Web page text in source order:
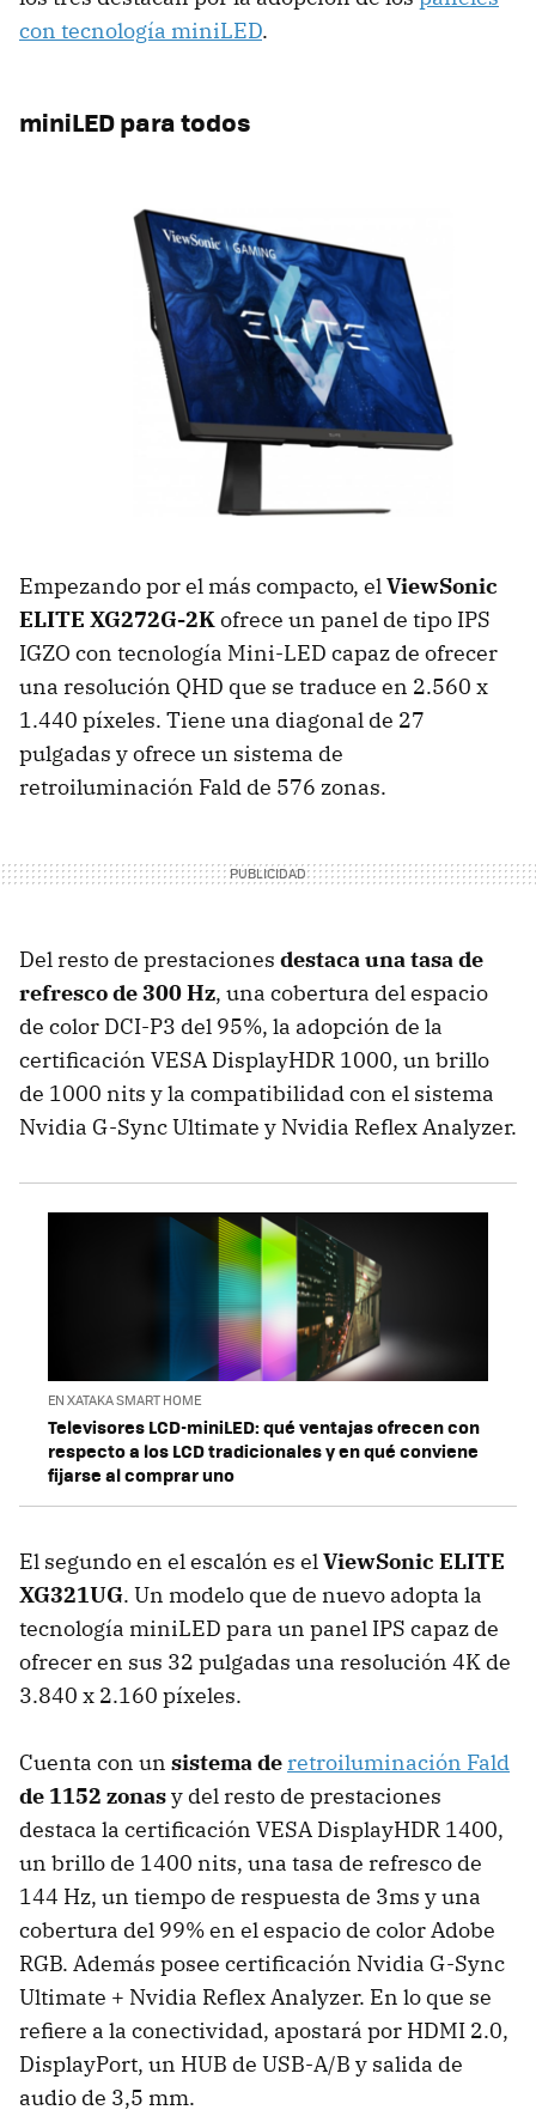
con tecnología miniLED.
miniLED para todos
Empezando por el más compacto, elViewSonic
ELITE XG272G-2Kofrece un panel de tipo IPS
IGZO con tecnología Mini-LED capaz de ofrecer
una resolución QHD que se traduce en 2.560 x
1.440 píxeles. Tiene una diagonal de 27
pulgadas y ofrece un sistema de
retroiluminación Fald de 576 zonas.
Del resto de prestaciones destaca una tasa de
refresco de 300 Hz, una cobertura del espacio
de color DCI-P3 del 95%, la adopción de la
certificación VESA DisplayHDR 1000, un brillo
de 1000 nits y la compatibilidad con el sistema
Nvidia G-Sync Ultimate y Nvidia Reflex Analyzer.
EN XATAKA SMART HOME
Televisores LCD-miniLED: qué ventajas ofrecen con
respecto a los LCD tradicionales y en qué conviene
fijarse al comprar uno
El segundo en el escalón es elViewSonic ELITE
XG321UG. Un modelo que de nuevo adopta la
tecnología miniLED para un panel IPS capaz de
ofrecer en sus 32 pulgadas una resolución 4K de
3.840 x 2.160 píxeles.
Cuenta con un sistema de retroiluminación Fald
de 1152 zonasy del resto de prestaciones
destaca la certificación VESA DisplayHDR 1400,
un brillo de 1400 nits, una tasa de refresco de
144 Hz, un tiempo de respuesta de 3ms y una
cobertura del 99% en el espacio de color Adobe
RGB. Además posee certificación Nvidia G-Sync
Ultimate + Nvidia Reflex Analyzer. En lo que se
refiere a la conectividad, apostará por HDMI 2.0,
DisplayPort, un HUB de USB-A/B y salida de
audio de 3,5 mm.